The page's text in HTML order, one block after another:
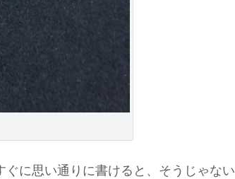
に思い通りに書けると、そうじゃない